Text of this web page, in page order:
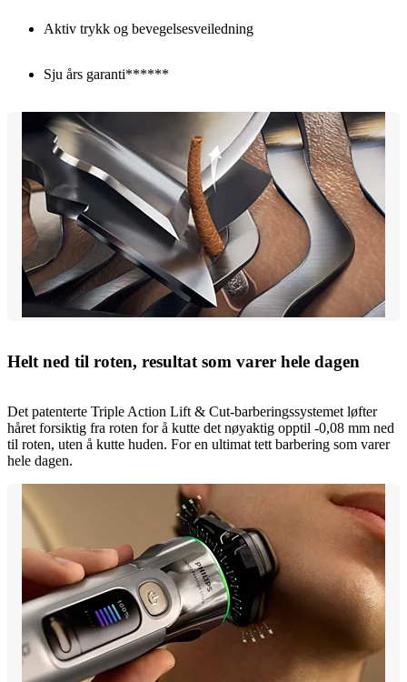
Aktiv trykk og bevegelsesveiledning
Sju års garanti******
Helt ned til roten, resultat som varer hele dagen
Det patenterte Triple Action Lift & Cut-barberingssystemet løfter
håret forsiktig fra roten for å kutte det nøyaktig opptil -0,08 mm ned
til roten, uten å kutte huden. For en ultimat tett barbering som varer
hele dagen.